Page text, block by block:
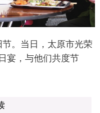
。当日，太原市光荣
宴，与他们共度节